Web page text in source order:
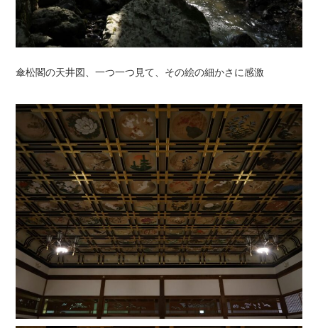
傘松閣の天井図、一つ一つ見て、その絵の細かさに感激